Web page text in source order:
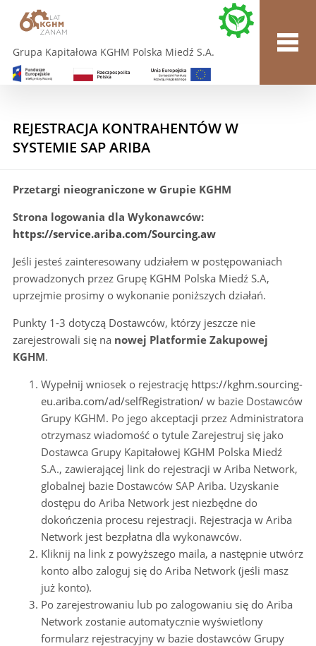
Grupa Kapitałowa KGHM Polska Miedź S.A.
REJESTRACJA KONTRAHENTÓW W
SYSTEMIE SAP ARIBA
Przetargi nieograniczone w Grupie KGHM
Strona logowania dla Wykonawców:
https://service.ariba.com/Sourcing.aw
Jeśli jesteś zainteresowany udziałem w postępowaniach
prowadzonych przez Grupę KGHM Polska Miedź S.A,
uprzejmie prosimy o wykonanie poniższych działań.
Punkty 1-3 dotyczą Dostawców, którzy jeszcze nie
zarejestrowali się na nowej Platformie Zakupowej
KGHM.
Wypełnij wniosek o rejestrację https://kghm.sourcing-
eu.ariba.com/ad/selfRegistration/w bazie Dostawców
Grupy KGHM. Po jego akceptacji przez Administratora
otrzymasz wiadomość o tytule Zarejestruj się jako
Dostawca Grupy Kapitałowej KGHM Polska Miedź
S.A., zawierającej link do rejestracji w Ariba Network,
globalnej bazie Dostawców SAP Ariba. Uzyskanie
dostępu do Ariba Network jest niezbędne do
dokończenia procesu rejestracji. Rejestracja w Ariba
Network jest bezpłatna dla wykonawców.
Kliknij na link z powyższego maila, a następnie utwórz
konto albo zaloguj się do Ariba Network (jeśli masz
już konto).
Po zarejestrowaniu lub po zalogowaniu się do Ariba
Network zostanie automatycznie wyświetlony
formularz rejestracyjny w bazie dostawców Grupy